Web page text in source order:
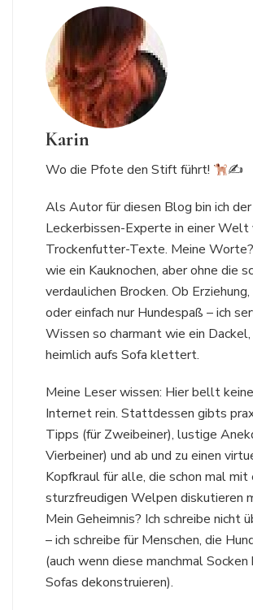
Karin
Wo die Pfote den Stift führt! ✍
Als Autor für diesen Blog bin ich der
Leckerbissen-Experte in einer
Trockenfutter-Texte. Meine
wie ein Kauknochen, aber ohne die
verdaulichen Brocken. Ob
oder einfach nur Hundespaß – ich
Wissen so charmant wie ein
heimlich aufs Sofa klettert.
Meine Leser wissen: Hier bellt
Internet rein. Stattdessen gibts
Tipps (für Zweibeiner), lustige
Vierbeiner) und ab und zu einen
Kopfkraul für alle, die schon mal mit
sturzfreudigen Welpen diskutieren
Mein Geheimnis? Ich schreibe nicht
– ich schreibe für Menschen, die
(auch wenn diese manchmal Socken
Sofas dekonstruieren).